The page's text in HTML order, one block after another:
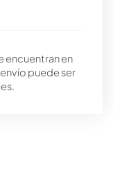
encuentran en
puede ser